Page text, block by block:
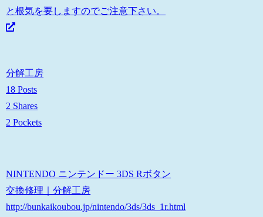
と根気を要しますのでご注意下さい。
分解工房
18 Posts
2 Shares
2 Pockets
NINTENDO ニンテンドー 3DS Rボタン
交換修理｜分解工房
http://bunkaikoubou.jp/nintendo/3ds/3ds_1r.html